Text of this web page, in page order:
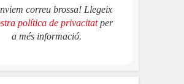
correu brossa! Llegeix
política de privacitatper
a més informació.